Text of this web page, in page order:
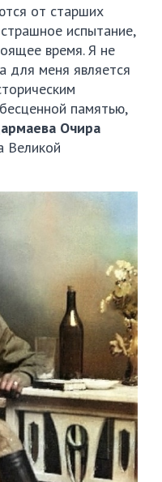
от старших
испытание,
время. Я не
для меня является
памятью,
Очира
Великой